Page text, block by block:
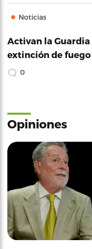
Noticias
Activan la
extinción de fuego
0
Opiniones